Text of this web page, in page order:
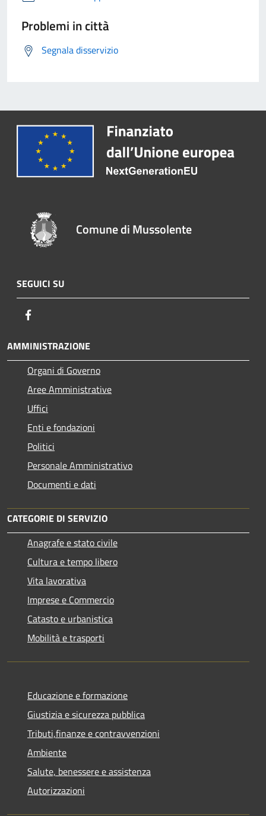
Problemi in città
Segnala disservizio
Comune di Mussolente
SEGUICI SU
AMMINISTRAZIONE
Organi di Governo
Aree Amministrative
Uffici
Enti e fondazioni
Politici
Personale Amministrativo
Documenti e dati
CATEGORIE DI SERVIZIO
Anagrafe e stato civile
Cultura e tempo libero
Vita lavorativa
Imprese e Commercio
Catasto e urbanistica
Mobilità e trasporti
Educazione e formazione
Giustizia e sicurezza pubblica
Tributi,finanze e contravvenzioni
Ambiente
Salute, benessere e assistenza
Autorizzazioni